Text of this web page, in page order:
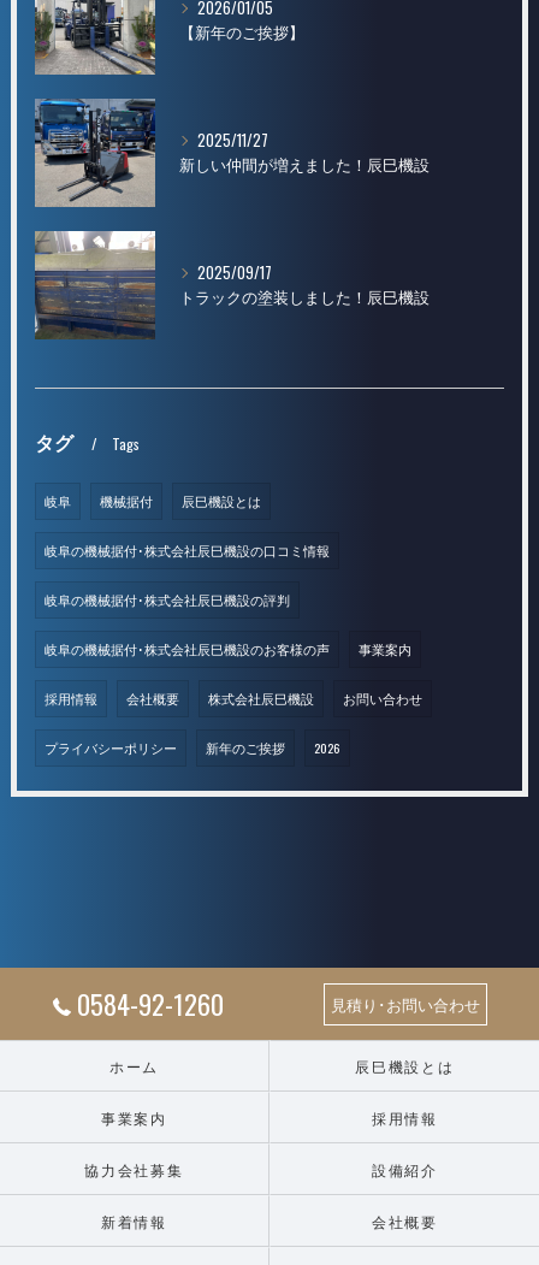
2026/01/05
【新年のご挨拶】
2025/11/27
新しい仲間が増えました！辰巳機設
2025/09/17
トラックの塗装しました！辰巳機設
タグ Tags
岐阜 機械据付 辰巳機設とは
岐阜の機械据付･株式会社辰巳機設の口コミ情報
岐阜の機械据付･株式会社辰巳機設の評判
岐阜の機械据付･株式会社辰巳機設のお客様の声 事業案内
採用情報 会社概要 株式会社辰巳機設 お問い合わせ
プライバシーポリシー 新年のご挨拶 2026
0584-92-1260 見積り･お問い合わせ
ホーム 辰巳機設とは
事業案内 採用情報
協力会社募集 設備紹介
新着情報 会社概要